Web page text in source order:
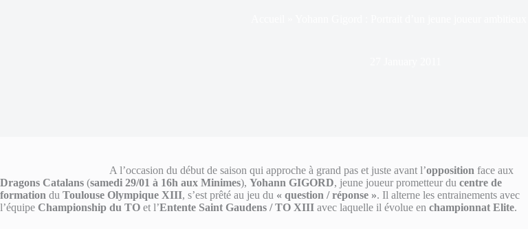
A l’occasion du début de saison qui approche à grand pas et juste avant l’opposition face aux
Dragons Catalans (samedi 29/01 à 16h aux Minimes), Yohann GIGORD, jeune joueur prometteur du centre de
formation du Toulouse Olympique XIII, s’est prêté au jeu du « question / réponse ». Il alterne les entrainements avec
l’équipe Championship du TO et l’Entente Saint Gaudens / TO XIII avec laquelle il évolue en championnat Elite.